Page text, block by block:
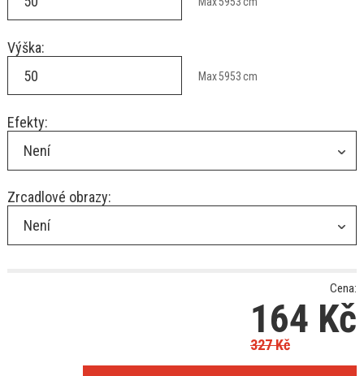
Výška:
Max5953cm
Efekty:
Není
Zrcadlové obrazy:
Není
Cena:
164 Kč
327Kč